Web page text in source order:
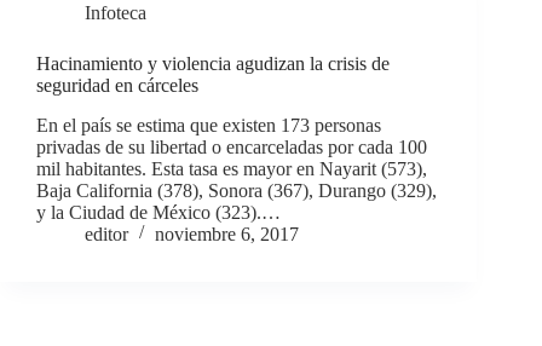
Infoteca
Hacinamiento y violencia agudizan la crisis de
seguridad en cárceles
En el país se estima que existen 173 personas
privadas de su libertad o encarceladas por cada 100
mil habitantes. Esta tasa es mayor en Nayarit (573),
Baja California (378), Sonora (367), Durango (329),
y la Ciudad de México (323).…
editor
noviembre 6, 2017